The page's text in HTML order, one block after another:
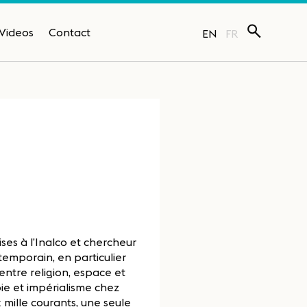
Contact EN FR
à l’Inalco et chercheur
en particulier
religion, espace et
et impérialisme chez
mille courants, une seule